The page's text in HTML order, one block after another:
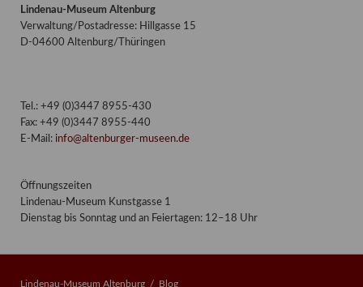
Lindenau-Museum Altenburg
Verwaltung/Postadresse: Hillgasse 15
D-04600 Altenburg/Thüringen
Tel.: +49 (0)3447 8955-430
Fax: +49 (0)3447 8955-440
E-Mail: info@altenburger-museen.de
Öffnungszeiten
Lindenau-Museum Kunstgasse 1
Dienstag bis Sonntag und an Feiertagen: 12–18 Uhr
Lindenau-Museum Altenburg Blog